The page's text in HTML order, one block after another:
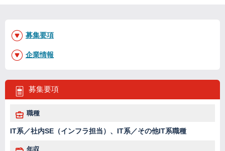
募集要項
職種
IT系／社内SE（インフラ担当）、IT系／その他IT系職種
年収
募集要項
企業情報